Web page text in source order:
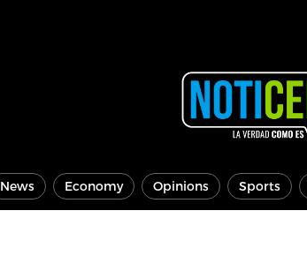
News Economy Opinions Sports